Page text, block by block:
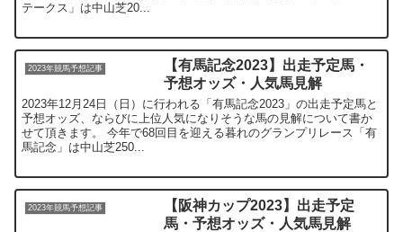
テークス」は中山芝20...
2023年競馬予想記事
【有馬記念2023】出走予定馬・
予想オッズ・人気馬見解
2023年12月24日（日）に行われる「有馬記念2023」の出走予定馬と
予想オッズ、ならびに上位人気になりそうな馬の見解について書か
せて頂きます。 今年で68回目を迎える暮れのグランプリレース「有
馬記念」は中山芝250...
2023年競馬予想記事
【阪神カップ2023】出走予定
馬・予想オッズ・人気馬見解